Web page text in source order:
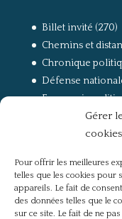
Gérer
cookies
Pour offrir les meilleures
telles que les cookies pour
appareils. Le fait de
des données telles que le
sur ce site. Le fait de ne
Billet invité (270)
Chemins et
Chronique
Défense
Economie
(168)
La guerre, la
Non classé(42)
Partis politiques,
Présentation(4)